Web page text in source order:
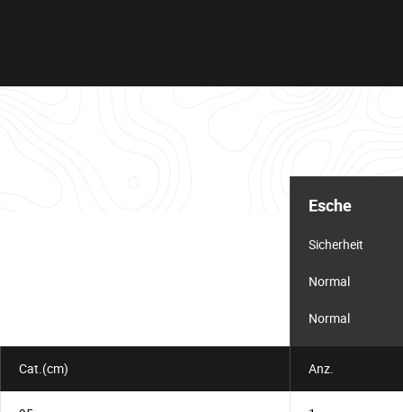
Esche
Sicherheit
Normal
Normal
Cat.(cm) Anz.